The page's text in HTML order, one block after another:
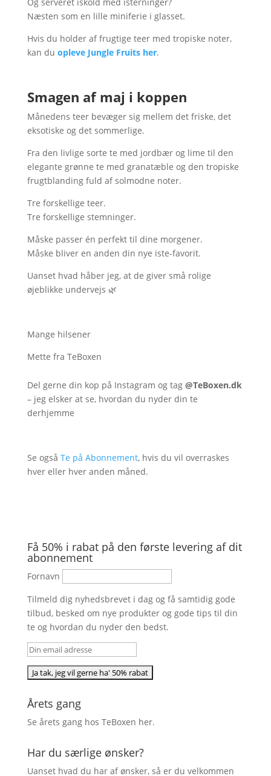
Næsten som en lille miniferie i glasset.
Hvis du holder af frugtige teer med tropiske noter,
kan du opleve Jungle Fruits her.
Smagen af maj i koppen
Månedens teer bevæger sig mellem det friske, det
eksotiske og det sommerlige.
Fra den livlige sorte te med jordbær og lime til den
elegante grønne te med granatæble og den tropiske
frugtblanding fuld af solmodne noter.
Tre forskellige teer.
Tre forskellige stemninger.
Måske passer én perfekt til dine morgener.
Måske bliver en anden din nye iste-favorit.
Uanset hvad håber jeg, at de giver små rolige
øjeblikke undervejs 🌿
Mange hilsener
Mette fra TeBoxen
Del gerne din kop på Instagram og tag @TeBoxen.dk
– jeg elsker at se, hvordan du nyder din te
derhjemme
Se også Te på Abonnement, hvis du vil overraskes
hver eller hver anden måned.
Få 50% i rabat på den første levering af dit
abonnement
Fornavn
Tilmeld dig nyhedsbrevet i dag og få samtidig gode
tilbud, besked om nye produkter og gode tips til din
te og hvordan du nyder den bedst.
Årets gang
Se årets gang hos TeBoxen her.
Har du særlige ønsker?
Uanset hvad du har af ønsker, så er du velkommen